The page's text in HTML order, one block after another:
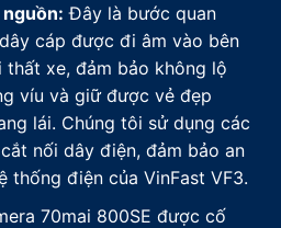
Đây là bước quan
cáp được đi âm vào bên
xe, đảm bảo không lộ
víu và giữ được vẻ đẹp
lái. Chúng tôi sử dụng các
nối dây điện, đảm bảo an
thống điện của VinFast VF3.
70mai 800SE được cố